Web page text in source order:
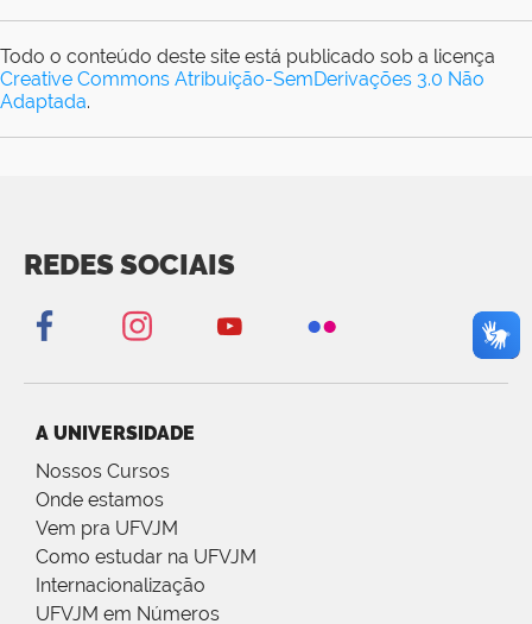
Todo o conteúdo deste site está publicado sob a licença
Creative Commons Atribuição-SemDerivações 3.0 Não
Adaptada.
REDES SOCIAIS
A UNIVERSIDADE
Nossos Cursos
Onde estamos
Vem pra UFVJM
Como estudar na UFVJM
Internacionalização
UFVJM em Números